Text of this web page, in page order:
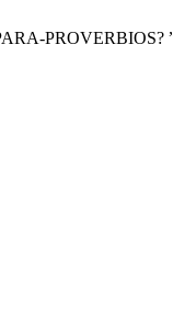
PROVERBIOS?